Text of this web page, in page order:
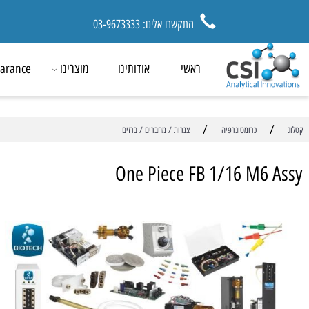
התקשרו אלינו: 03-9673333
ראשי אודותינו מוצרינו Clearance
כרומטוגרפיה / צנרות / מחברים / ברזים
One Piece FB 1/16 M6